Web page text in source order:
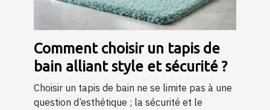
Comment choisir un tapis de
bain alliant style et sécurité ?
Choisir un tapis de bain ne se limite pas à une
question d’esthétique ; la sécurité et le